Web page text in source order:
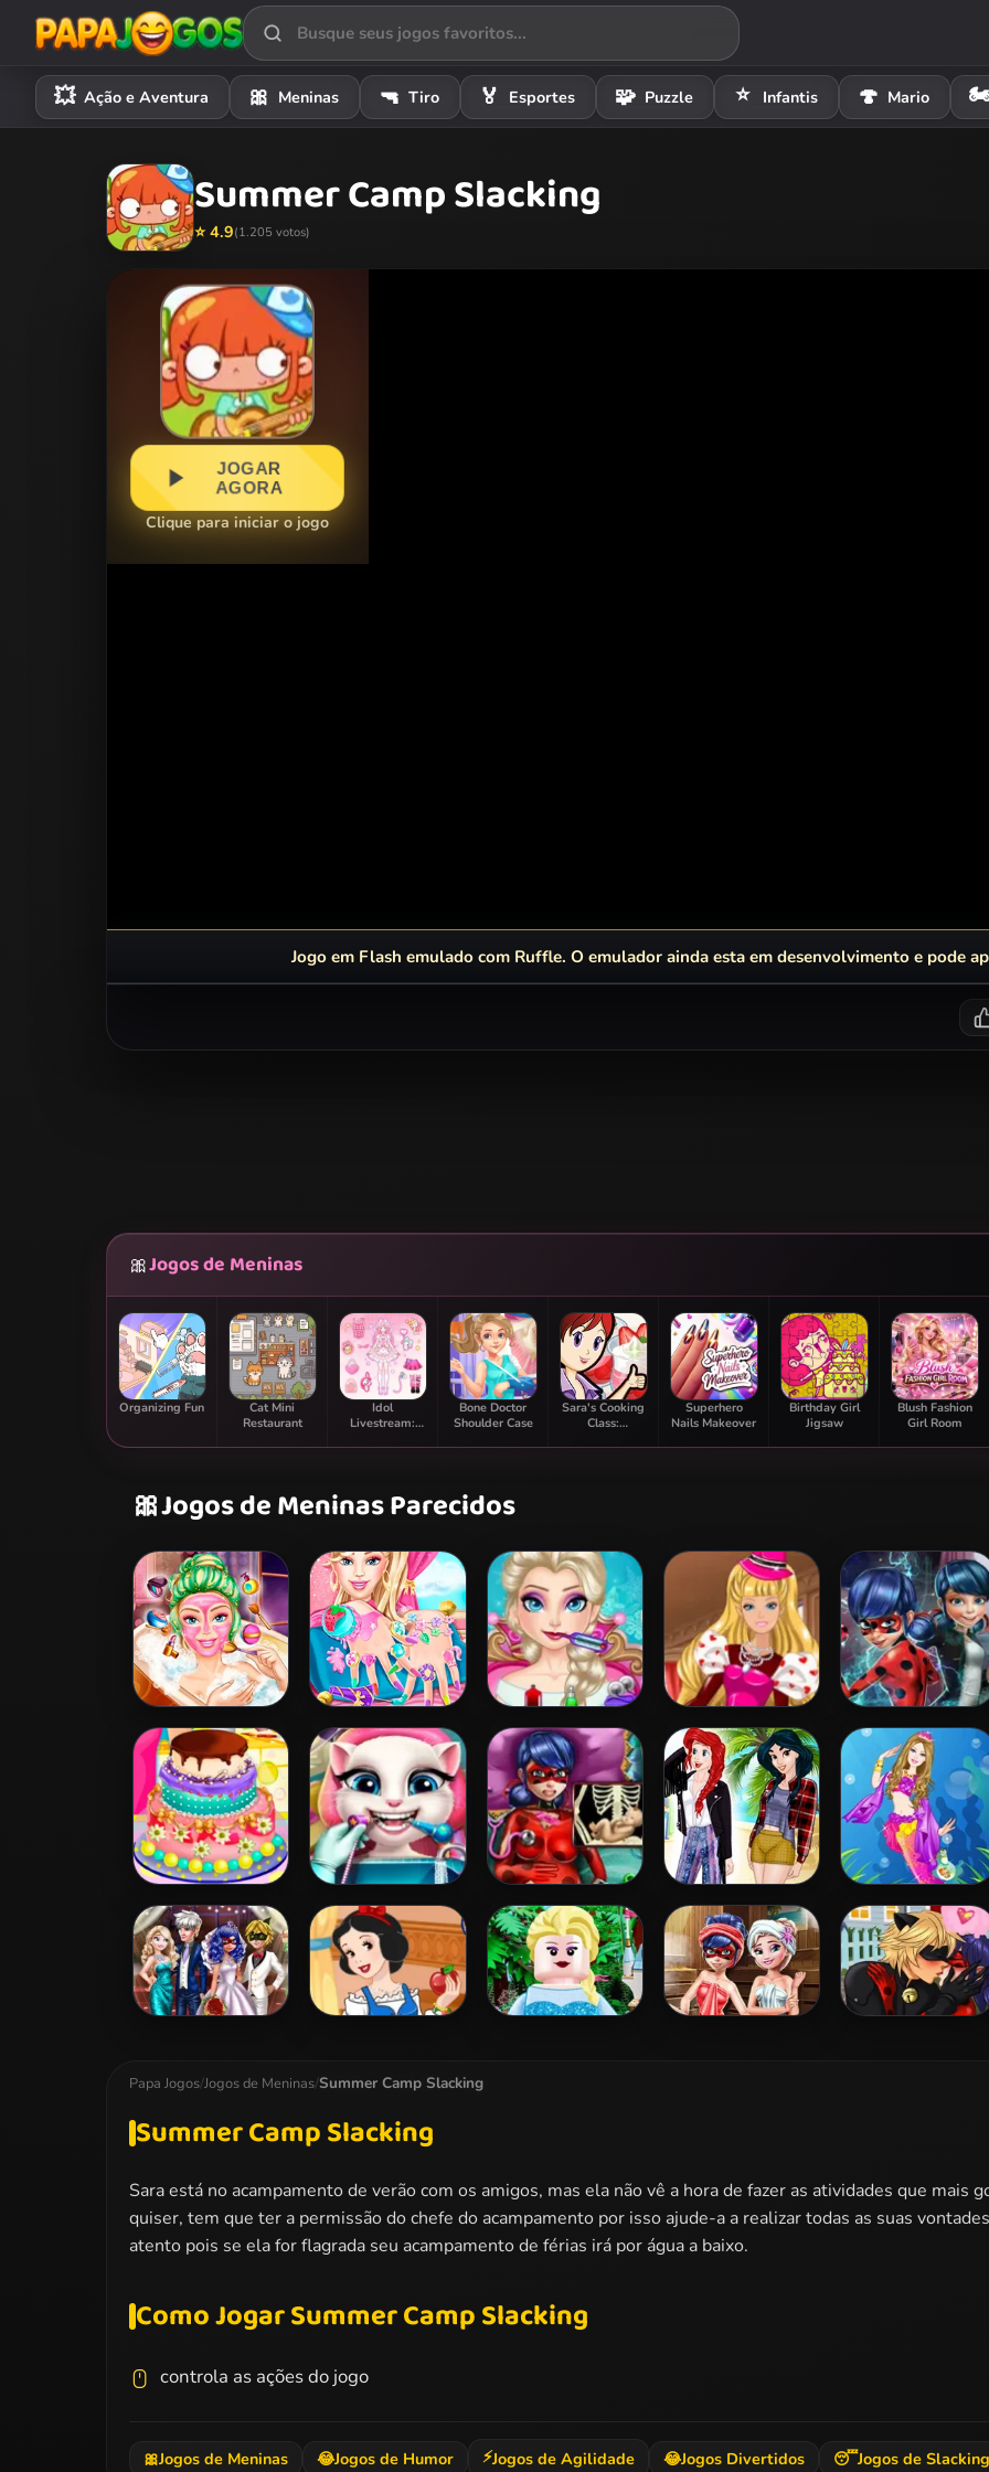
💥 Ação e Aventura 🎀 Meninas 🔫 Tiro 🏅 Esportes 🧩 Puzzle ⭐ Infantis 🍄 Mario
Summer Camp Slacking
⭐ 4.9(1.205 votos)
JOGAR
AGORA
Clique para iniciar o jogo
Jogo em Flash emulado com Ruffle. O emulador ainda esta em desenvolvimento e pode
🎀Jogos de Meninas
Organizing Fun
Cat Mini
Restaurant
Idol
Livestream:
Bone Doctor
Shoulder Case
Sara's Cooking
Class:
Superhero
Nails Makeover
Birthday Girl
Jigsaw
Blush Fashion
Girl Room
🎀Jogos de Meninas Parecidos
Barbie Beauty
Bath
Barbie Nails Spa Elsa Frozen Brain
Surgery
Barbie's
Valentine's
Patchwork Dress
Ladybug Secret
Mission
Barbies Birthday
Cake
Angela Real
Dentist
Pregnant Dotted
Girl Emergency
Princess
Coachella Style
Dress 1
Barbie Mermaid
Princess
Guests
Papa Jogos/Jogos de Meninas/Summer Camp Slacking
Summer Camp Slacking
Sara está no acampamento de verão com os amigos, mas ela não vê a hora de fazer as atividades que mais
quiser, tem que ter a permissão do chefe do acampamento por isso ajude-a a realizar todas as suas
atento pois se ela for flagrada seu acampamento de férias irá por água a baixo.
Como Jogar Summer Camp Slacking
controla as ações do jogo
🎀Jogos de Meninas 😂Jogos de Humor ⚡Jogos de Agilidade 😂Jogos Divertidos 😴Jogos de Slacking